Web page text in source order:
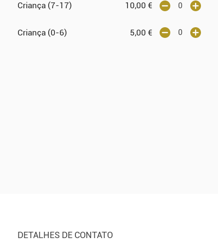
Criança (7-17) 10,00 €
Criança (0-6) 5,00 €
DETALHES DE CONTATO